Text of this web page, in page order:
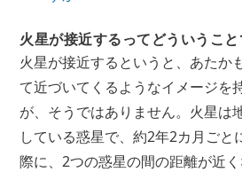
火星が接近するってどういうこと
火星が接近するというと、あたか
て近づいてくるようなイメージを
が、そうではありません。火星は
している惑星で、約2年2カ月ごと
際に、2つの惑星の間の距離が近く